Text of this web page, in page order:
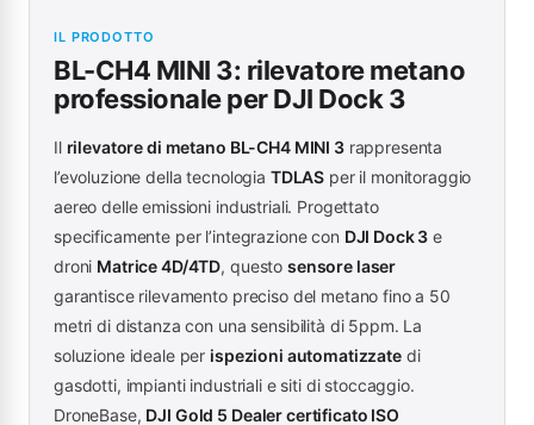
IL PRODOTTO
BL-CH4 MINI 3: rilevatore metano
professionale perDJI Dock 3
Il rilevatore di metano BL-CH4 MINI 3rappresenta
l’evoluzione della tecnologia TDLAS per il monitoraggio
aereo delle emissioni industriali. Progettato
specificamente per l’integrazione con DJI Dock 3 e
droni Matrice 4D/4TD, questo sensore laser
garantisce rilevamento preciso del metano fino a 50
metri di distanza con una sensibilità di 5ppm. La
soluzione ideale per ispezioni automatizzatedi
gasdotti, impianti industriali e siti di stoccaggio.
DroneBase, DJI Gold 5 Dealer certificato ISO